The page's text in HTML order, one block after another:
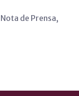
Nota de Prensa,